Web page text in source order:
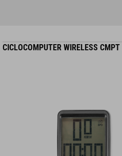
CICLOCOMPUTER WIRELESS CMPT